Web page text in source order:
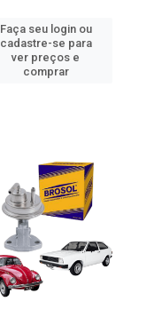
Faça seu login ou
cadastre-se para
ver preços e
comprar